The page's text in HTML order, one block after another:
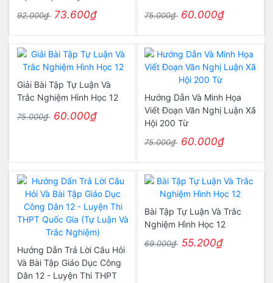
92.000₫ 73.600₫ 75.000₫ 60.000₫
Giải Bài Tập Tự Luận Và
Trắc Nghiệm Hình Học 12
75.000₫ 60.000₫
Hướng Dẫn Và Minh Họa
Viết Đoạn Văn Nghị Luận Xã
Hội 200 Từ
75.000₫ 60.000₫
Hướng Dẫn Trả Lời Câu Hỏi
Và Bài Tập Giáo Dục Công
Dân 12 - Luyện Thi THPT
Bài Tập Tự Luận Và Trắc
Nghiệm Hình Học 12
69.000₫ 55.200₫